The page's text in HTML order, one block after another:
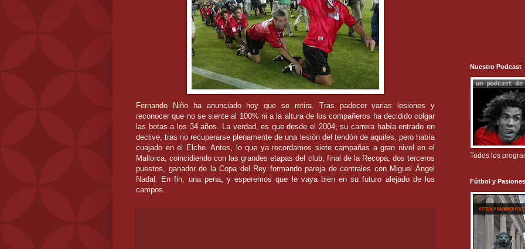
Fernando Niñoha anunciado hoy quese retira. Tras padecer varias lesiones y
reconocer que no se siente al 100% ni a la altura de los compañeros ha decidido colgar
las botas a los 34 años. La verdad, es que desde el 2004, su carrera había entrado en
declive, tras no recuperarse plenamente de una lesión del tendón de aquiles, pero había
cuajado en el Elche. Antes, lo que ya recordamos siete campañas a gran nivel en el
Mallorca, coincidiendo con las grandes etapas del club, final de la Recopa, dos terceros
puestos, ganador de la Copa del Rey formando pareja de centrales con Miguel Ángel
Nadal. En fin, una pena, y esperemos que le vaya bien en su futuro alejado de los
campos.
Nuestro Podcast
Todos los
Fútbol y